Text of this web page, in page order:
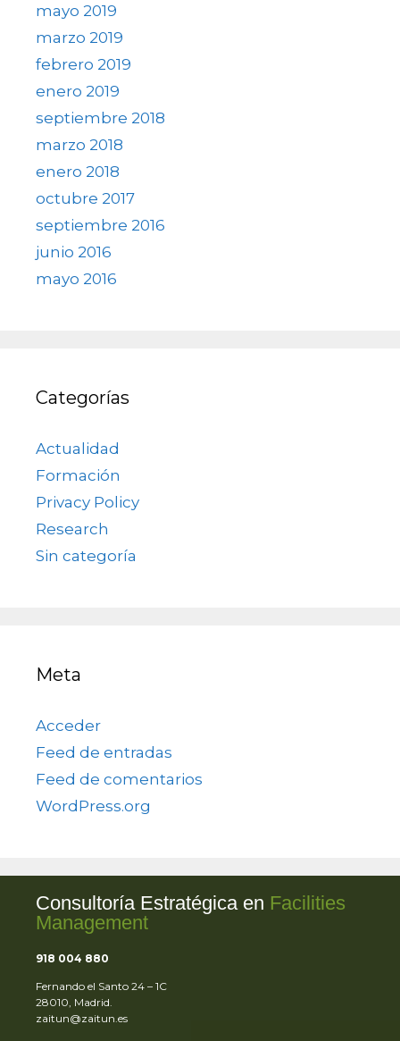
mayo 2019
marzo 2019
febrero 2019
enero 2019
septiembre 2018
marzo 2018
enero 2018
octubre 2017
septiembre 2016
junio 2016
mayo 2016
Categorías
Actualidad
Formación
Privacy Policy
Research
Sin categoría
Meta
Acceder
Feed de entradas
Feed de comentarios
WordPress.org
Consultoría Estratégica en Facilities
Management
918 004 880
Fernando el Santo 24 – 1C
28010, Madrid.
zaitun@zaitun.es